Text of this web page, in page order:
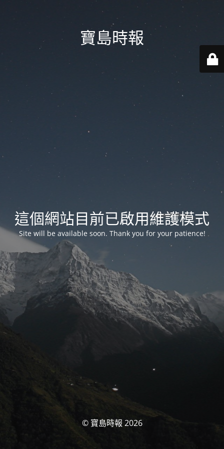
寶島時報
這個網站目前已啟用維護模式
Site will be available soon. Thank you for your patience!
© 寶島時報 2026